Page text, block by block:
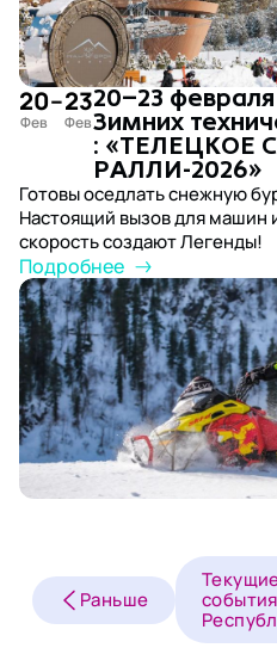
20–2320–23
Зимних
: «ТЕЛЕЦКОЕ
РАЛЛИ-2026»
Готовы оседлать снежную
Настоящий вызов для машин
скорость создают Легенды!
Подробнее
Раньше
события